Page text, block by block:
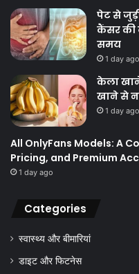
पेट से
कैंसर की
समय
1 day ago
केला
खाने से
1 day ago
All OnlyFans Models: A
Pricing, and Premium
1 day ago
Categories
स्वास्थ्य और बीमारियां
डाइट और फिटनेस